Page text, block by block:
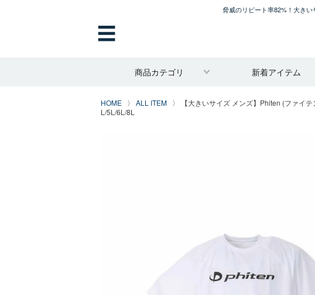
脅威のリピート率82%！大き
☰
商品カテゴリ 新着アイテム
HOME ALL ITEM
【大きいサイズ メンズ】Phiten (ファイ
L/5L/6L/8L